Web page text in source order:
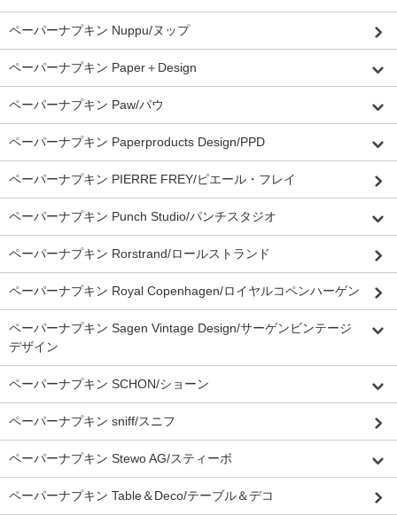
ペーパーナプキン Nuppu/ヌップ
ペーパーナプキン Paper＋Design
ペーパーナプキン Paw/パウ
ペーパーナプキン Paperproducts Design/PPD
ペーパーナプキン PIERRE FREY/ピエール・フレイ
ペーパーナプキン Punch Studio/パンチスタジオ
ペーパーナプキン Rorstrand/ロールストランド
ペーパーナプキン Royal Copenhagen/ロイヤルコペンハーゲン
ペーパーナプキン Sagen Vintage Design/サーゲンビンテージ
デザイン
ペーパーナプキン SCHON/ショーン
ペーパーナプキン sniff/スニフ
ペーパーナプキン Stewo AG/スティーボ
ペーパーナプキン Table＆Deco/テーブル＆デコ